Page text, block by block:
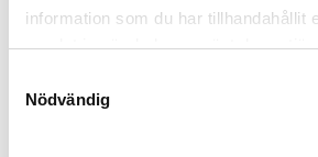
information som du har tillhandahållit
samlat in när du har använt deras
Nödvändig
20 kr
KÖP
20 kr